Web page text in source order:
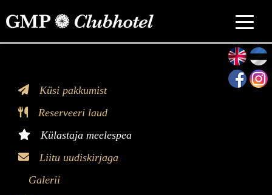
>
Küsi pakkumist
Reserveeri laud
Külastaja meelespea
Liitu uudiskirjaga
Galerii